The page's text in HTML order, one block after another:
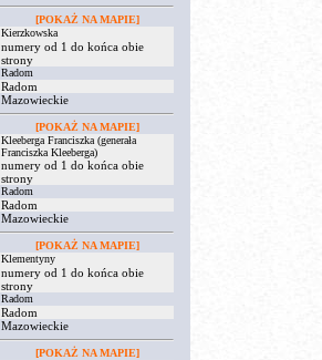
[POKAŻ NA MAPIE]
Kierzkowska
numery od 1 do końca obie
strony
Radom
Radom
Mazowieckie
[POKAŻ NA MAPIE]
Kleeberga Franciszka (generała
Franciszka Kleeberga)
numery od 1 do końca obie
strony
Radom
Radom
Mazowieckie
[POKAŻ NA MAPIE]
Klementyny
numery od 1 do końca obie
strony
Radom
Radom
Mazowieckie
[POKAŻ NA MAPIE]